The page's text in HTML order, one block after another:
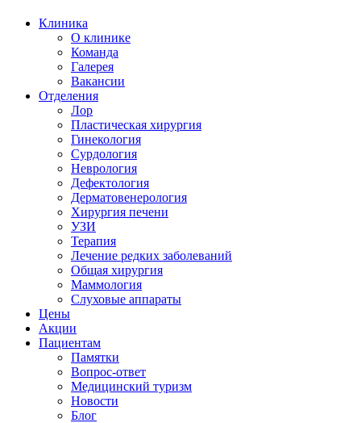
Клиника
О клинике
Команда
Галерея
Вакансии
Отделения
Лор
Пластическая хирургия
Гинекология
Сурдология
Неврология
Дефектология
Дерматовенерология
Хирургия печени
УЗИ
Терапия
Лечение редких заболеваний
Общая хирургия
Маммология
Слуховые аппараты
Цены
Акции
Пациентам
Памятки
Вопрос-ответ
Медицинский туризм
Новости
Блог